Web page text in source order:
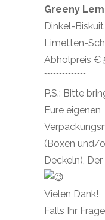
Greeny
Dinkel-
Limetten-
Abholpreis €
**************
P.S.: Bitte
Eure eigenen
(Boxen und/
Deckeln),
Vielen Dank!
Falls Ihr